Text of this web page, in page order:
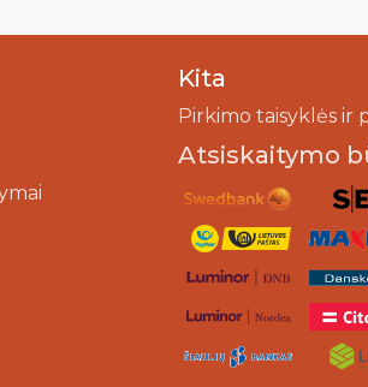
Kita
Pirkimo taisyklės ir
Atsiskaitymo